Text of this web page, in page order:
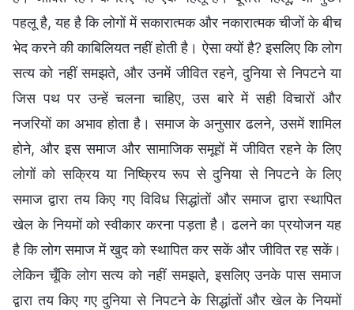
पहलू है, यह है कि लोगों में सकारात्मक और नकारात्मक चीजों के बीच
भेद करने की काबिलियत नहीं होती है। ऐसा क्यों है? इसलिए कि लोग
सत्य को नहीं समझते, और उनमें जीवित रहने, दुनिया से निपटने या
जिस पथ पर उन्हें चलना चाहिए, उस बारे में सही विचारों और
नजरियों का अभाव होता है। समाज के अनुसार ढलने, उसमें शामिल
होने, और इस समाज और सामाजिक समूहों में जीवित रहने के लिए
लोगों को सक्रिय या निष्क्रिय रूप से दुनिया से निपटने के लिए
समाज द्वारा तय किए गए विविध सिद्धांतों और समाज द्वारा स्थापित
खेल के नियमों को स्वीकार करना पड़ता है। ढलने का प्रयोजन यह
है कि लोग समाज में खुद को स्थापित कर सकें और जीवित रह सकें।
लेकिन चूँकि लोग सत्य को नहीं समझते, इसलिए उनके पास समाज
द्वारा तय किए गए दुनिया से निपटने के सिद्धांतों और खेल के नियमों